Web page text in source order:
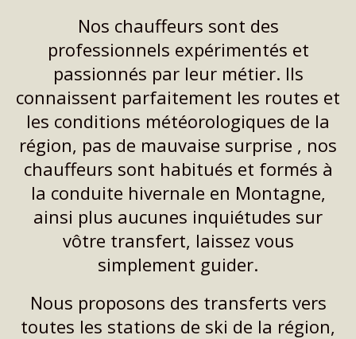
Nos chauffeurs sont des
professionnels expérimentés et
passionnés par leur métier. Ils
connaissent parfaitement les routes et
les conditions météorologiques de la
région, pas de mauvaise surprise , nos
chauffeurs sont habitués et formés à
la conduite hivernale en Montagne,
ainsi plus aucunes inquiétudes sur
vôtre transfert, laissez vous
simplement guider.
Nous proposons des transferts vers
toutes les stations de ski de la région,